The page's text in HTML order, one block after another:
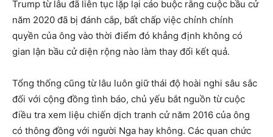
Trump từ lâu đã liên tục lặp lại cáo buộc rằng cuộc bầu cử
năm 2020 đã bị đánh cắp, bất chấp việc chính chính
quyền của ông vào thời điểm đó khẳng định không có
gian lận bầu cử diện rộng nào làm thay đổi kết quả.
Tổng thống cũng từ lâu luôn giữ thái độ hoài nghi sâu sắc
đối với cộng đồng tình báo, chủ yếu bắt nguồn từ cuộc
điều tra xem liệu chiến dịch tranh cử năm 2016 của ông
có thông đồng với người Nga hay không. Các quan chức